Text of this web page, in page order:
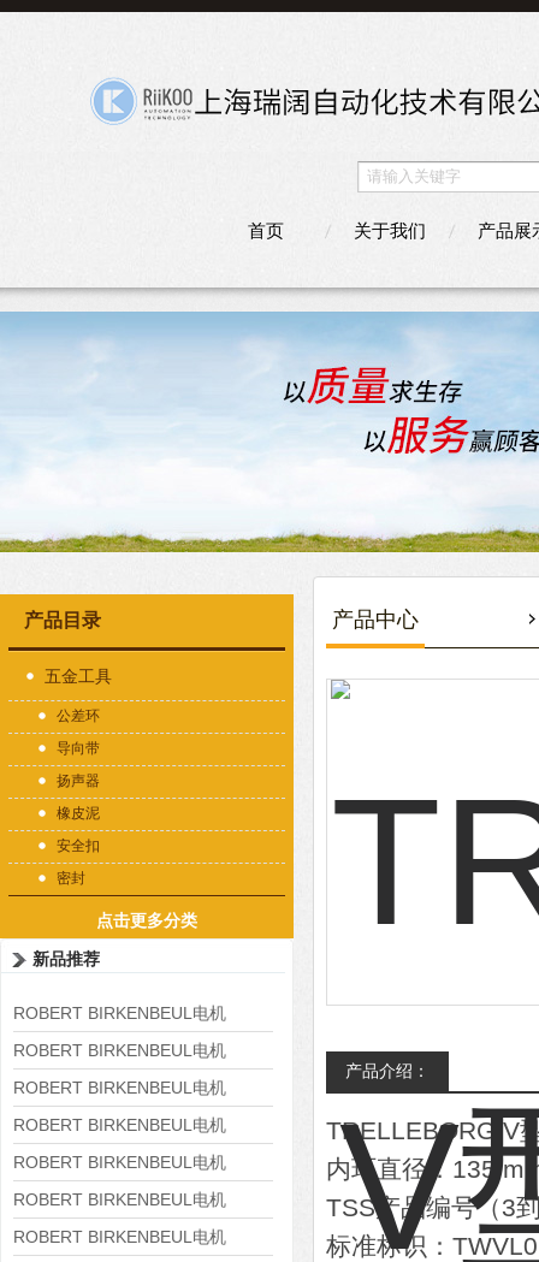
首页 关于我们 产品展
产品目录
五金工具
公差环
导向带
扬声器
橡皮泥
安全扣
密封
点击更多分类
新品推荐
ROBERT BIRKENBEUL电机
8APE225M-4-IE3
ROBERT BIRKENBEUL电机
8APE180L-4 IE3
ROBERT BIRKENBEUL电机
8APE160M-6 IE3
ROBERT BIRKENBEUL电机
8APE160L-4-IE3
ROBERT BIRKENBEUL电机
8APE112M-6K-IE3
ROBERT BIRKENBEUL电机
8APE100L-2 IE3
ROBERT BIRKENBEUL电机
产品中心
产品介绍：
TRELLEBORG V
内环直径：135
TSS产品编号（3
标准标识：